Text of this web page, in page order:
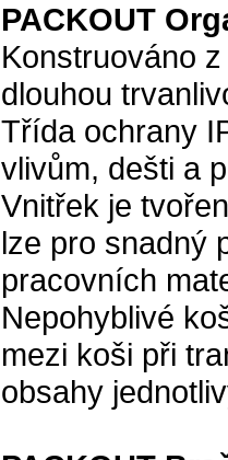
PACKOUT
Konstruováno
dlouhou
Třída ochrany
vlivům, dešti a
Vnitřek je
lze pro snadný
pracovních
Nepohyblivé
mezi koši při
obsahy